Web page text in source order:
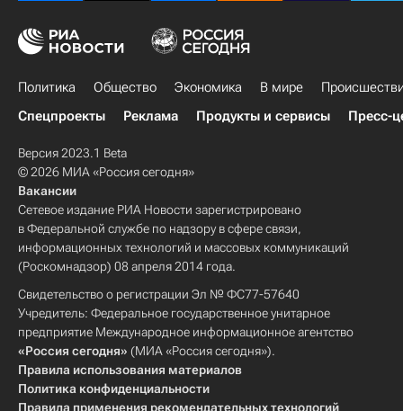
Политика Общество Экономика В мире
Спецпроекты
Реклама Продукты и сервисы Пресс-
Версия 2023.1 Beta
© 2026 МИА «Россия сегодня»
Вакансии
Сетевое издание РИА Новости зарегистрировано
в Федеральной службе по надзору в сфере связи,
информационных технологий и массовых коммуникаций
(Роскомнадзор) 08 апреля 2014 года.
Свидетельство о регистрации Эл № ФС77-57640
Учредитель: Федеральное государственное унитарное
предприятие Международное информационное агентство
«Россия сегодня» (МИА «Россия сегодня»).
Правила использования материалов
Политика конфиденциальности
Правила применения рекомендательных технологий